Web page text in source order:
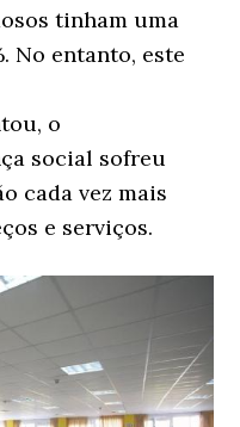
tinham uma
No entanto, este
o
social sofreu
cada vez mais
e serviços.